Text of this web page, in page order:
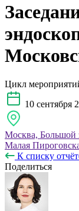
Цикл
10 сентября
Москва, Большой
Малая
К списку
Поделиться